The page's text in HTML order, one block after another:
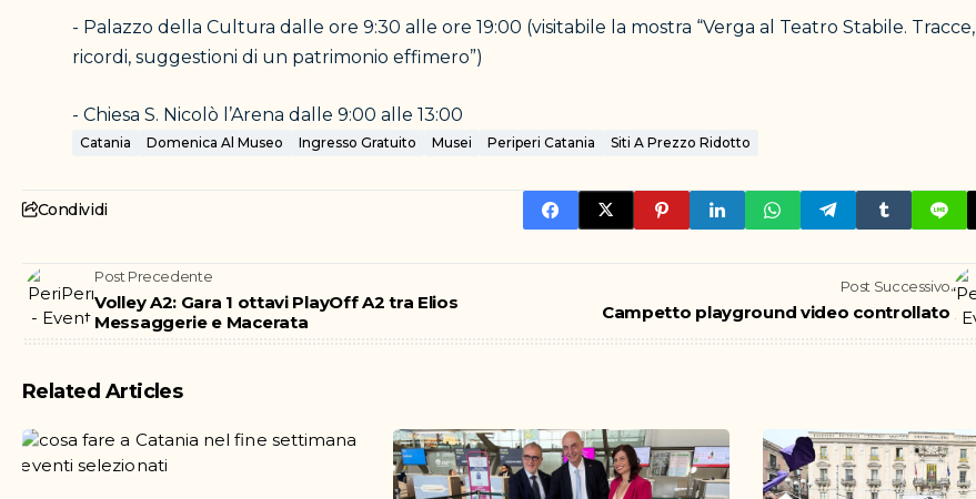
- Palazzo della Cultura dalle ore 9:30 alle ore 19:00 (visitabile la mostra “Verga al Teatro Stabile. Tracce,
ricordi, suggestioni di un patrimonio effimero”)
- Chiesa S. Nicolò l’Arena dalle 9:00 alle 13:00
Catania Domenica Al Museo Ingresso Gratuito Musei Periperi Catania Siti A Prezzo Ridotto
Condividi
Post Precedente
Volley A2: Gara 1 ottavi PlayOff A2 tra Elios
Messaggerie e Macerata
Post Successivo
Campetto playground video controllato
Related Articles